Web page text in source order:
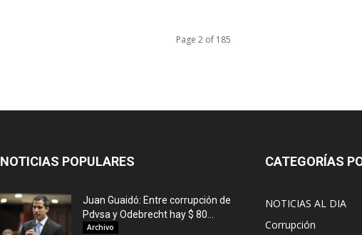
Page 2 of 185
NOTICIAS POPULARES
Juan Guaidó: Entre corrupción de
Pdvsa y Odebrecht hay $ 80...
Archivo
CATEGORÍAS
NOTICIAS AL DIA
Corrupción